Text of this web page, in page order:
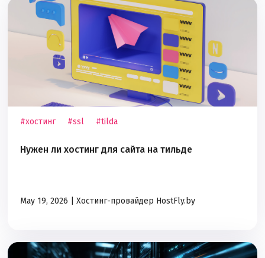
#хостинг #ssl #tilda
Нужен ли хостинг для сайта на тильде
May 19, 2026 | Хостинг-провайдер HostFly.by